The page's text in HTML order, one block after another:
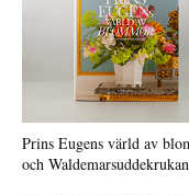
Prins Eugens värld av
och Waldemarsuddekrukan